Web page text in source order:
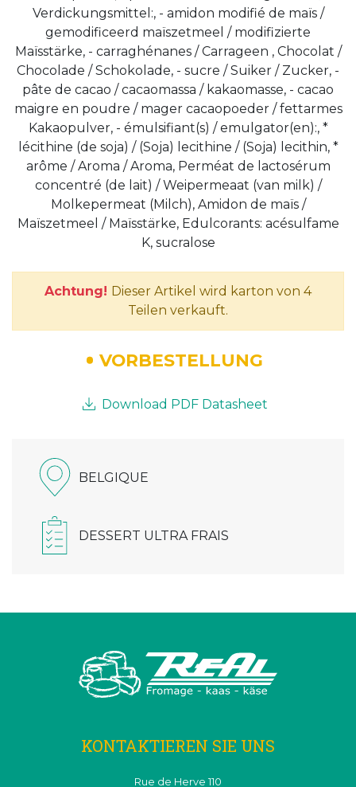
Verdickungsmittel:, - amidon modifié de maïs /
gemodificeerd maïszetmeel / modifizierte
Maïsstärke, - carraghénanes / Carrageen , Chocolat /
Chocolade / Schokolade, - sucre / Suiker / Zucker, -
pâte de cacao / cacaomassa / kakaomasse, - cacao
maigre en poudre / mager cacaopoeder / fettarmes
Kakaopulver, - émulsifiant(s) / emulgator(en):, *
lécithine (de soja) / (Soja) lecithine / (Soja) lecithin, *
arôme / Aroma / Aroma, Perméat de lactosérum
concentré (de lait) / Weipermeaat (van milk) /
Molkepermeat (Milch), Amidon de maïs /
Maïszetmeel / Maïsstärke, Edulcorants: acésulfame
K, sucralose
Achtung! Dieser Artikel wird karton von 4
Teilen verkauft.
VORBESTELLUNG
Download PDF Datasheet
BELGIQUE
DESSERT ULTRA FRAIS
KONTAKTIEREN SIE UNS
Rue de Herve 110